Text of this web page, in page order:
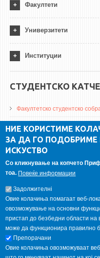
Факултети
Универзитети
Институции
СТУДЕНТСКО КАТЧЕ
Факултетско студентско
ДА Винчи магазин
Алумни асоцијација
ГАЛЕРИЈА
НИЕ КОРИСТИМЕ
ЗА ДА ГО
ИСКУСТВО
Со кликнување на копчето
тоа. Повеќе информации
Задолжителнi
Овие колачиња помагаат веб-
овозможување на основни
пристап до безбедни области на
може да функционира правилно
Препорачани
Овие колачиња овозможуваат